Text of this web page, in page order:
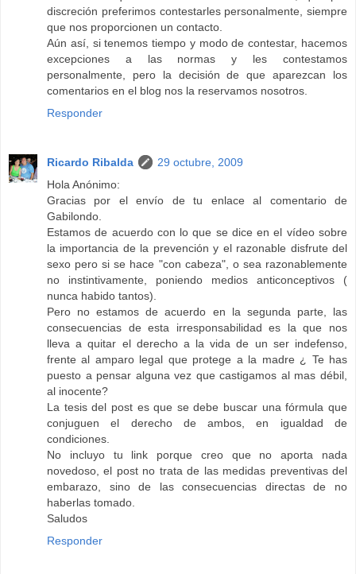
discreción preferimos contestarles personalmente, siempre
que nos proporcionen un contacto.
Aún así, si tenemos tiempo y modo de contestar, hacemos
excepciones a las normas y les contestamos
personalmente, pero la decisión de que aparezcan los
comentarios en el blog nos la reservamos nosotros.
Responder
Ricardo Ribalda
29 octubre, 2009
Hola Anónimo:
Gracias por el envío de tu enlace al comentario de
Gabilondo.
Estamos de acuerdo con lo que se dice en el vídeo sobre
la importancia de la prevención y el razonable disfrute del
sexo pero si se hace "con cabeza", o sea razonablemente
no instintivamente, poniendo medios anticonceptivos (
nunca habido tantos).
Pero no estamos de acuerdo en la segunda parte, las
consecuencias de esta irresponsabilidad es la que nos
lleva a quitar el derecho a la vida de un ser indefenso,
frente al amparo legal que protege a la madre ¿ Te has
puesto a pensar alguna vez que castigamos al mas débil,
al inocente?
La tesis del post es que se debe buscar una fórmula que
conjuguen el derecho de ambos, en igualdad de
condiciones.
No incluyo tu link porque creo que no aporta nada
novedoso, el post no trata de las medidas preventivas del
embarazo, sino de las consecuencias directas de no
haberlas tomado.
Saludos
Responder